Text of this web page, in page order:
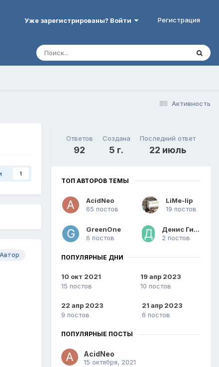
Уже зарегистрированы? Войти Регистрация
Активность
1
Автор
Ответов
92
Создана
5 г.
Последний ответ
22 июль
ТОП АВТОРОВ ТЕМЫ
AcidNeo
65 постов
LiMe-lip
19 постов
GreenOne
6 постов
Денис Гитаров
2 постов
ПОПУЛЯРНЫЕ ДНИ
10 окт 2021
15 постов
19 апр 2023
10 постов
22 апр 2023
9 постов
21 апр 2023
6 постов
ПОПУЛЯРНЫЕ ПОСТЫ
AcidNeo
15 октября, 2021